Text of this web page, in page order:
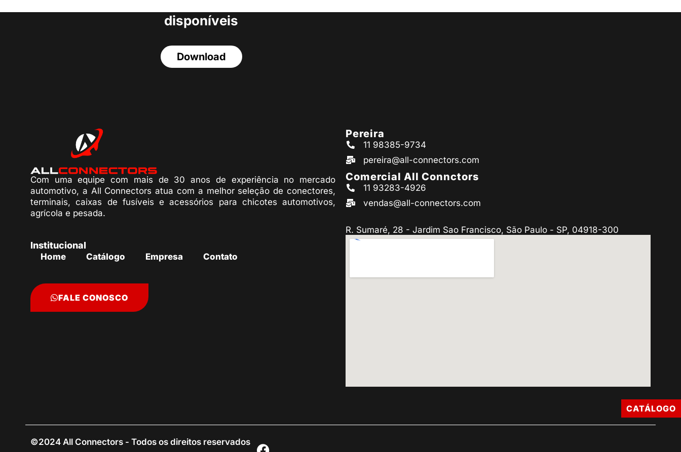
disponíveis
Download
Com uma equipe com mais de 30 anos de experiência no mercado
automotivo, a All Connectors atua com a melhor seleção de conectores,
terminais, caixas de fusíveis e acessórios para chicotes automotivos,
agrícola e pesada.
Institucional
Home Catálogo Empresa Contato
FALE CONOSCO
Pereira
11 98385-9734
pereira@all-connectors.com
Comercial All Connctors
11 93283-4926
vendas@all-connectors.com
R. Sumaré, 28 - Jardim Sao Francisco, São Paulo - SP, 04918-300
©2024 All Connectors - Todos os direitos reservados
CATÁLOGO